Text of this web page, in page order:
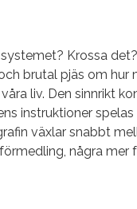
Krossa
brutal pjäs om hur
liv. Den sinnrikt
instruktioner
växlar snabbt
några mer